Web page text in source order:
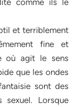
comme ils le
et terriblement
fine et
où agit le sens
que les ondes
sont des
sexuel. Lorsque